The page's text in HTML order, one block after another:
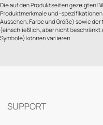
Die auf den Produktseiten gezeigten
Produktmerkmale und -
Aussehen, Farbe und Größe) sowie
(einschließlich, aber nicht
Symbole) können variieren.
SUPPORT